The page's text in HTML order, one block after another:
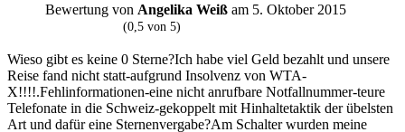
Bewertung von Angelika Weiß am 5. Oktober 2015
(0,5 von 5)
Wieso gibt es keine 0 Sterne?Ich habe viel Geld bezahlt und unsere
Reise fand nicht statt-aufgrund Insolvenz von WTA-
X!!!!.Fehlinformationen-eine nicht anrufbare Notfallnummer-teure
Telefonate in die Schweiz-gekoppelt mit Hinhaltetaktik der übelsten
Art und dafür eine Sternenvergabe?Am Schalter wurden meine